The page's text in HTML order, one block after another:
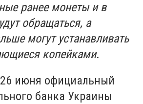
ранее монеты и в
обращаться, а
могут устанавливать
копейками.
июня официальный
банка Украины